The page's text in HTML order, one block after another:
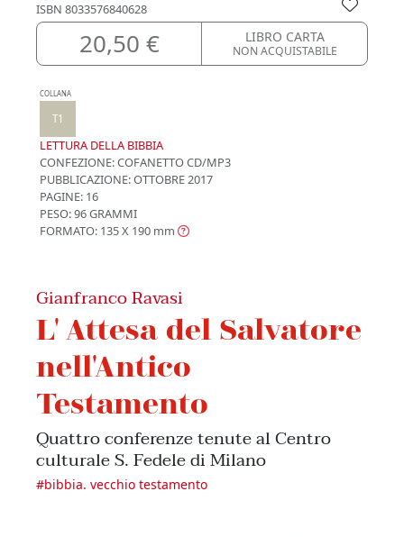
ISBN 8033576840628
20,50 € LIBRO CARTA
NON ACQUISTABILE
COLLANA
T1
LETTURA DELLA BIBBIA
CONFEZIONE:COFANETTO CD/MP3
PUBBLICAZIONE:OTTOBRE 2017
PAGINE: 16
PESO: 96 GRAMMI
FORMATO: 135 X 190 mm
Gianfranco Ravasi
L' Attesa del Salvatore
nell'Antico
Testamento
Quattro conferenze tenute al Centro
culturale S. Fedele di Milano
#bibbia. vecchio testamento